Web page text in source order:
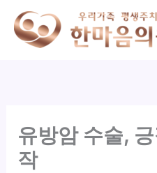
유방암 수술,
작